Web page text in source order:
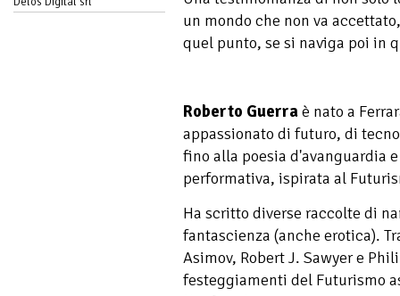
un mondo che non va
quel punto, se si naviga poi in
Roberto Guerraè nato a
appassionato di futuro, di
fino alla poesia d'avanguardia
performativa, ispirata al
Ha scritto diverse raccolte di
fantascienza (anche erotica).
Asimov, Robert J. Sawyer e
festeggiamenti del Futurismo